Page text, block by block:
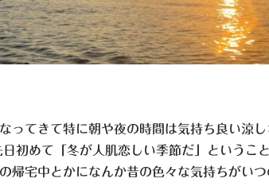
ってきて特に朝や夜の時間は気持ち良い涼し
初めて「冬が人肌恋しい季節だ」というこ
帰宅中とかになんか昔の色々な気持ちがいつ